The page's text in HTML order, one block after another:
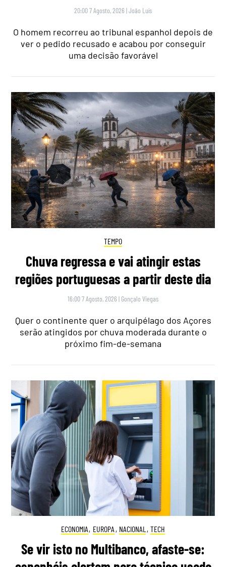
20:00 7 Agosto, 2026 |João Luís
O homem recorreu ao tribunal espanhol depois de
ver o pedido recusado e acabou por conseguir
uma decisão favorável
TEMPO
Chuva regressa e vai atingir estas
regiões portuguesas a partir deste dia
16:00 7 Agosto, 2026 | Gonçalo Viegas
Quer o continente quer o arquipélago dos Açores
serão atingidos por chuva moderada durante o
próximo fim-de-semana
ECONOMIA, EUROPA , NACIONAL , TECH
Se vir isto no Multibanco, afaste-se: